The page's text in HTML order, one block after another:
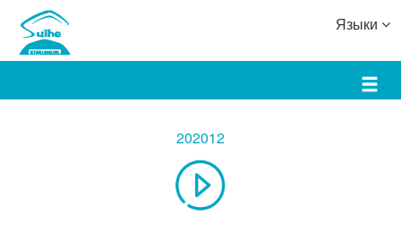
Языки
202012